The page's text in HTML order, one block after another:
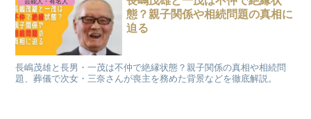
態？親子関係や相続問題の真相に
迫る
長嶋茂雄と長男・一茂は不仲で絶縁状態？親子関係の真相や相続問
題、葬儀で次女・三奈さんが喪主を務めた背景などを徹底解説。